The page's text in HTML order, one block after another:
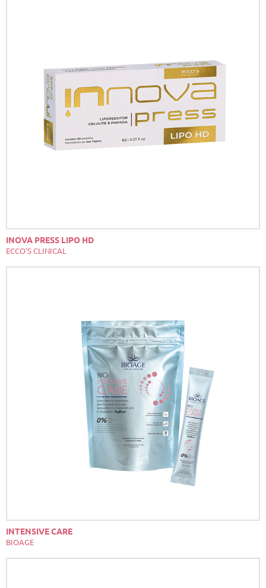
INOVA PRESS LIPO HD
ECCO'S CLINICAL
INTENSIVE CARE
BIOAGE